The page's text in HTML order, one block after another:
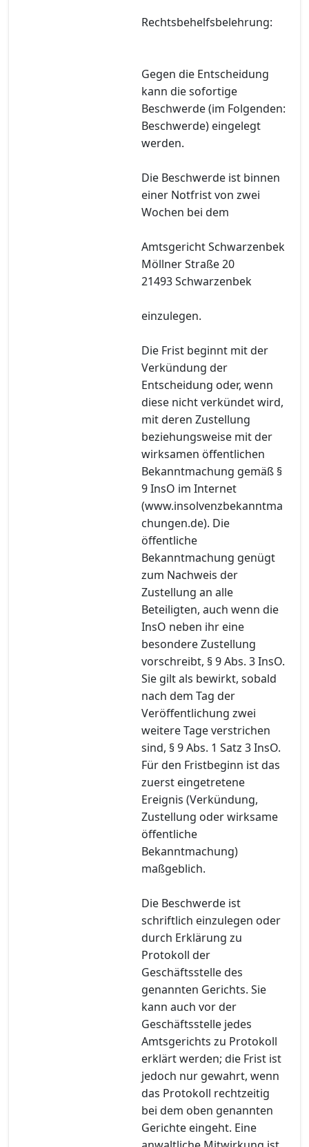
Rechtsbehelfsbelehrung:
Gegen die Entscheidung
kann die sofortige
Beschwerde (im Folgenden:
Beschwerde) eingelegt
werden.
Die Beschwerde ist binnen
einer Notfrist von zwei
Wochen bei dem
Amtsgericht Schwarzenbek
Möllner Straße 20
21493 Schwarzenbek
einzulegen.
Die Frist beginnt mit der
Verkündung der
Entscheidung oder, wenn
diese nicht verkündet wird,
mit deren Zustellung
beziehungsweise mit der
wirksamen öffentlichen
Bekanntmachung gemäß §
9 InsO im Internet
(www.insolvenzbekanntma
chungen.de). Die
öffentliche
Bekanntmachung genügt
zum Nachweis der
Zustellung an alle
Beteiligten, auch wenn die
InsO neben ihr eine
besondere Zustellung
vorschreibt, § 9 Abs. 3 InsO.
Sie gilt als bewirkt, sobald
nach dem Tag der
Veröffentlichung zwei
weitere Tage verstrichen
sind, § 9 Abs. 1 Satz 3 InsO.
Für den Fristbeginn ist das
zuerst eingetretene
Ereignis (Verkündung,
Zustellung oder wirksame
öffentliche
Bekanntmachung)
maßgeblich.
Die Beschwerde ist
schriftlich einzulegen oder
durch Erklärung zu
Protokoll der
Geschäftsstelle des
genannten Gerichts. Sie
kann auch vor der
Geschäftsstelle jedes
Amtsgerichts zu Protokoll
erklärt werden; die Frist ist
jedoch nur gewahrt, wenn
das Protokoll rechtzeitig
bei dem oben genannten
Gerichte eingeht. Eine